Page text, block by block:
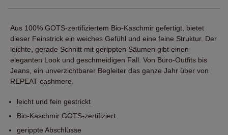
Aus 100% GOTS-zertifiziertem Bio-Kaschmir gefertigt, bietet
dieser Feinstrick ein weiches Gefühl und eine feine Struktur. Der
leichte, gerade Schnitt mit gerippten Säumen gibt einen
eleganten Look und geschmeidigen Fall. Von Büro-Outfits bis
Jeans, ein unverzichtbarer Begleiter das ganze Jahr über von
REPEAT cashmere.
leicht und fein gestrickt
Bio-Kaschmir GOTS-zertifiziert
gerippte Abschlüsse